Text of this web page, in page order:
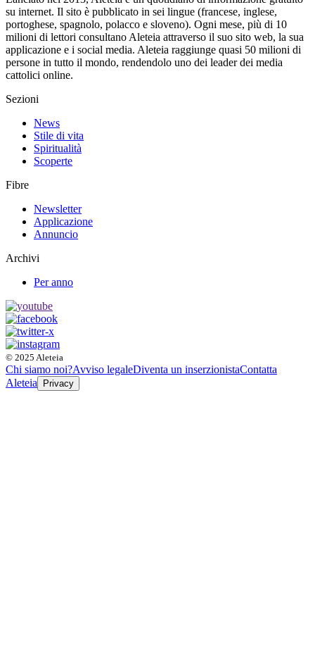
su internet. Il sito è pubblicato in sei lingue (francese, inglese,
portoghese, spagnolo, polacco e sloveno). Ogni mese, più di 10
milioni di lettori consultano Aleteia attraverso il suo sito web, la sua
applicazione e i social media. Aleteia raggiunge quasi 50 milioni di
persone in tutto il mondo, rendendolo uno dei leader dei media
cattolici online.
Sezioni
News
Stile di vita
Spiritualità
Scoperte
Fibre
Newsletter
Applicazione
Annuncio
Archivi
Per anno
© 2025 Aleteia
Chi siamo noi?Avviso legaleDiventa un inserzionistaContatta
Aleteia
Privacy